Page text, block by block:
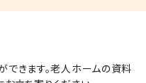
きます。老人ホームの資料